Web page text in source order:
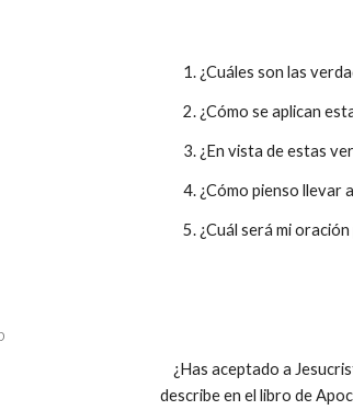
1. ¿Cuáles son las
2. ¿Cómo se aplican
3. ¿En vista de estas
4. ¿Cómo pienso llevar
5. ¿Cuál será mi oración
¿Has aceptado a
describe en el libro de